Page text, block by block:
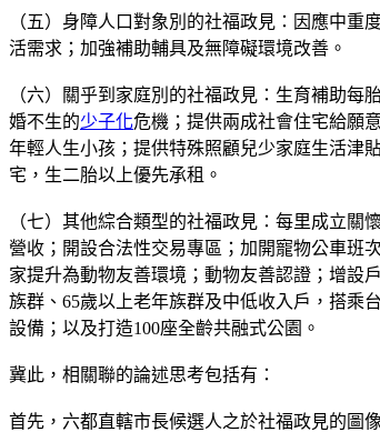
（五）身障人口對象別的社福政見：因應中
活需求；加強補助輔具及無障礙環境改善。
（六）關乎到家庭別的社福政見：生育補助
婚不生的少子化危機；提供兩成社會住宅給願
年輕人生小孩；提供特殊照顧兒少家庭生活津
宅，生二胎以上優先承租。
（七）其他綜合類型的社福政見：每里成立關
營收；開設合法性交易專區；加開寵物公車班
家提升為動物友善環境；動物友善認證；增設
族群、65歲以上老年族群及中低收入戶，搭乘
設備；以及打造100座全齡共融式公園。
冀此，相關聯的論述思考包括有：
首先，六都直轄市長候選人之於社福政見的圖